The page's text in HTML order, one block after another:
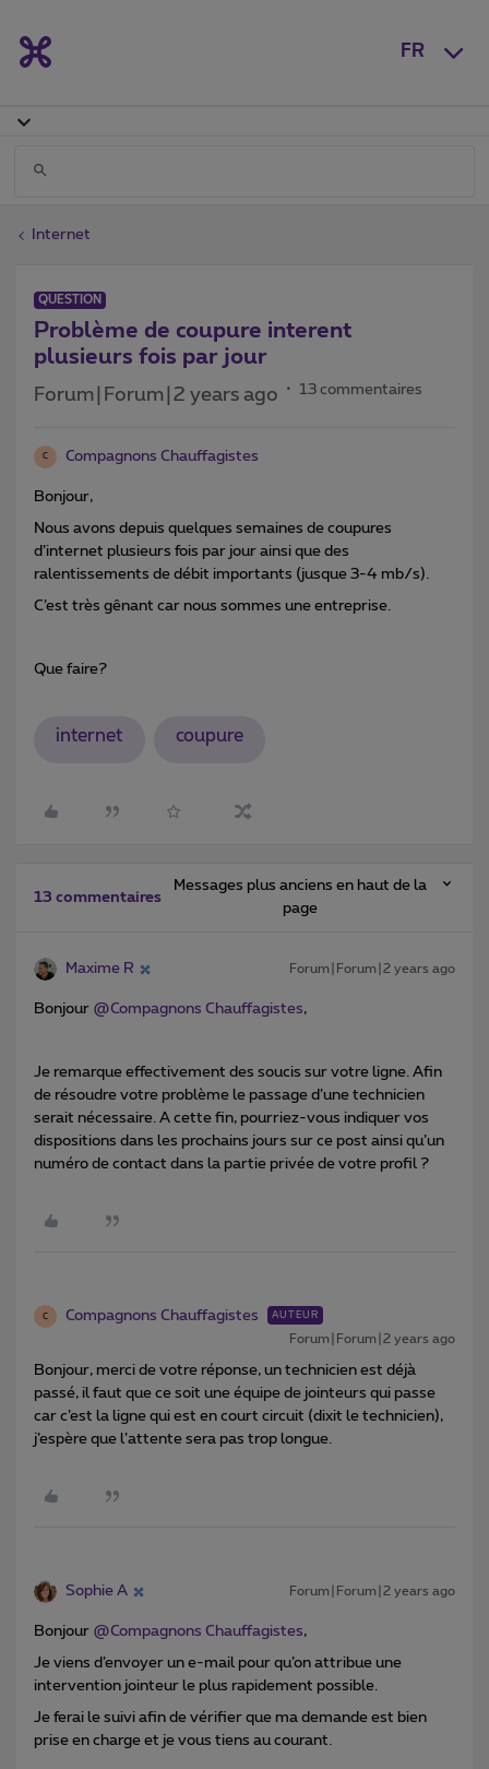
FR
Internet
QUESTION
Problème de coupure interent
plusieurs fois par jour
Forum|Forum|2 years ago 13 commentaires
C Compagnons Chauffagistes
Bonjour,
Nous avons depuis quelques semaines de coupures
d’internet plusieurs fois par jour ainsi que des
ralentissements de débit importants (jusque 3-4 mb/s).
C’est très gênant car nous sommes une entreprise.
Que faire?
internet coupure
13 commentaires
Messages plus anciens en haut de la
page
Maxime R Forum|Forum|2 years ago
Bonjour @Compagnons Chauffagistes,
Je remarque effectivement des soucis sur votre ligne. Afin
de résoudre votre problème le passage d’une technicien
serait nécessaire. A cette fin, pourriez-vous indiquer vos
dispositions dans les prochains jours sur ce post ainsi qu’un
numéro de contact dans la partie privée de votre profil ?
C Compagnons Chauffagistes AUTEUR
Forum|Forum|2 years ago
Bonjour, merci de votre réponse, un technicien est déjà
passé, il faut que ce soit une équipe de jointeurs qui passe
car c’est la ligne qui est en court circuit (dixit le technicien),
j’espère que l’attente sera pas trop longue.
Sophie A Forum|Forum|2 years ago
Bonjour @Compagnons Chauffagistes,
Je viens d’envoyer un e-mail pour qu’on attribue une
intervention jointeur le plus rapidement possible.
Je ferai le suivi afin de vérifier que ma demande est bien
prise en charge et je vous tiens au courant.